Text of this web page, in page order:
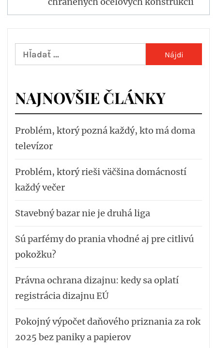
Hľadať:
NAJNOVŠIE ČLÁNKY
Problém, ktorý pozná každý, kto má doma
televízor
Problém, ktorý rieši väčšina domácností
každý večer
Stavebný bazar nie je druhá liga
Sú parfémy do prania vhodné aj pre citlivú
pokožku?
Právna ochrana dizajnu: kedy sa oplatí
registrácia dizajnu EÚ
Pokojný výpočet daňového priznania za rok
2025 bez paniky a papierov